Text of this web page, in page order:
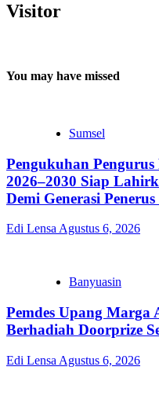
Visitor
You may have missed
Sumsel
Pengukuhan
2026–2030 Siap
Demi Generasi Penerus
Edi Lensa Agustus 6, 2026
Banyuasin
Pemdes Upang Marga
Berhadiah Doorprize
Edi Lensa Agustus 6, 2026